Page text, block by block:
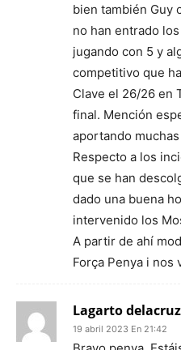
bien también Guy
no han entrado
jugando con 5 y
competitivo que
Clave el 26/26 en
final. Mención
aportando
Respecto a los
que se han
dado una buena
intervenido los
A partir de ahí
Força Penya i nos
Lagarto delacruz
19 abril 2023 En 21:42